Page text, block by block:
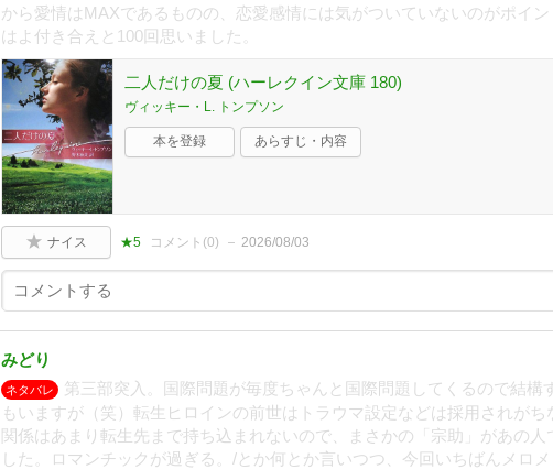
から愛情はMAXであるものの、恋愛感情には気がついていないのがポイン
はよ付き合えと100回思いました。
二人だけの夏 (ハーレクイン文庫 180)
ヴィッキー・L. トンプソン
本を登録 あらすじ・内容
ナイス ★5 コメント(0) 2026/08/03
みどり
ネタバレ
第三部突入。国際問題が毎度ちゃんと国際問題してくるので結構
もいますが（笑）転生ヒロインの前世はトラウマ設定などは採用されがち
関係はあまり転生先まで持ち込まれないので、まさかの「宗助」があの人
した。ロマンチックが過ぎる。/とか何とか言いつつ、今回いちばんメロメ